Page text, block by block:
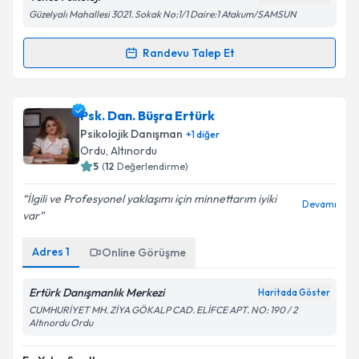
Kişisel verilerimin işlenmesine ilişkinAydınlatma
kapsamda işlenmesini kabul ediyorum.
Takvim Talebini Gönder
Güzelyalı Mahallesi 3021. Sokak No:1/1 Daire:1 Atakum/SAMSUN
Randevu Talep Et
Randevu Takvimi Talebi
Uzm. Psk. Tansu Akot Akkurtiçin randevu takvimi
talebi oluşturun. Size bu uzmandan randevu almanız
için bir takvim hazırlandığında e-posta ile
bilgilendireceğiz.
E-posta Adresiniz
Kişisel verilerimin işlenmesine ilişkinAydınlatma
Metni'ni okudum ve kişisel verilerimin belirtilen
kapsamda işlenmesini kabul ediyorum.
Psk. Dan. Büşra Ertürk
Psikolojik Danışman +1diğer
Ordu, Altınordu
5 (12 Değerlendirme)
İlgili ve Profesyonel yaklaşımı için minnettarım iyiki
var
Devamı
Adres 1 Online Görüşme
Ertürk Danışmanlık Merkezi Haritada Göster
CUMHURİYET MH. ZİYA GÖKALP CAD. ELİFCE APT. NO: 190 / 2
Altınordu Ordu